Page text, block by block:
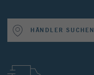
HÄNDLER SUCHEN